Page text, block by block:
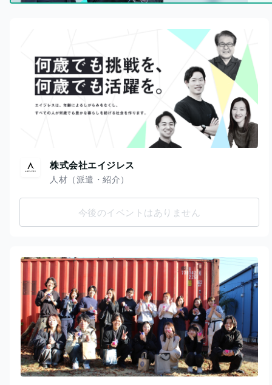
株式会社エイジレス
人材（派遣・紹介）
今後のイベントはありません